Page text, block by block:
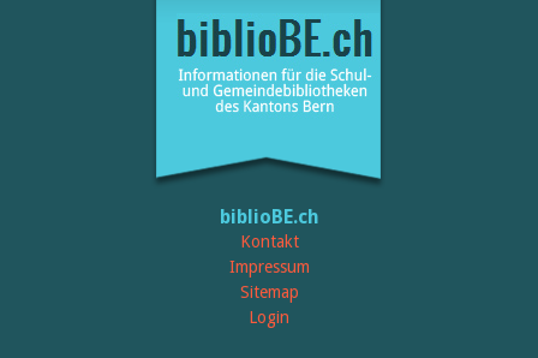
biblioBE.ch
Kontakt
Impressum
Sitemap
Login